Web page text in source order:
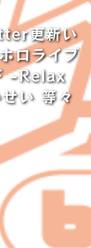
更新い
ロライブ
-Relax
い 等々